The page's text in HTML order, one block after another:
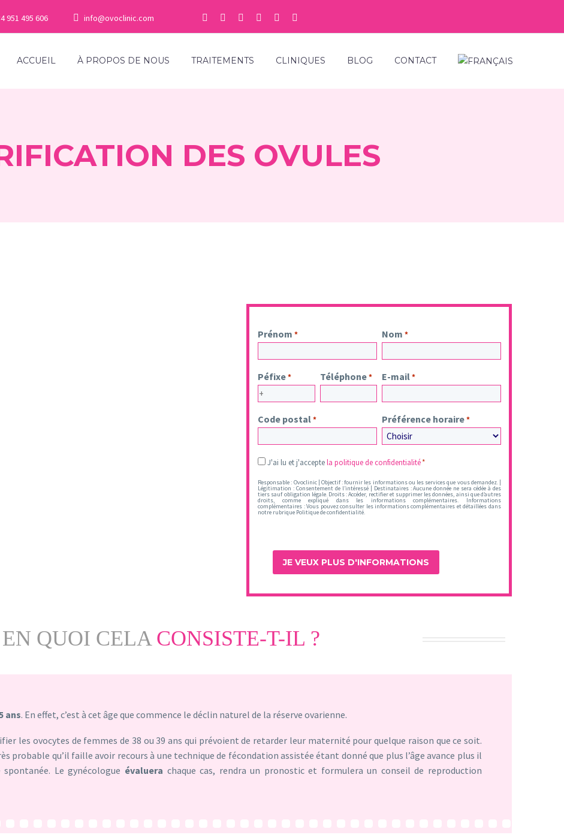
951 495 606 info@ovoclinic.com
ACCUEIL À PROPOS DE NOUS TRAITEMENTS CLINIQUES BLOG CONTACT
DES OVULES
Prénom * Nom *
Péfixe * Téléphone* E-mail*
Code postal * Préférence horaire*
Legal
J'ai lu et j'acceptela politique de confidentialité*
Responsable : Ovoclinic | Objectif : fournir les informations ou les services que vous demandez. |
Légitimation : Consentement de l’intéressé | Destinataires : Aucune donnée ne sera cédée à des
tiers sauf obligation légale. Droits : Accéder, rectifier et supprimer les données, ainsi que d’autres
droits, comme expliqué dans les informations complémentaires. Informations
complémentaires : Vous pouvez consulter les informations complémentaires et détaillées dans
notre rubrique Politique de confidentialité.
EN QUOI CELA CONSISTE-T-IL ?
ans. En effet, c’est à cet âge que commence le déclin naturel de la réserve ovarienne.
les ovocytes de femmes de 38 ou 39 ans qui prévoient de retarder leur maternité pour quelque raison que ce soit.
probable qu’il faille avoir recours à une technique de fécondation assistée étant donné que plus l’âge avance plus il
Le gynécologue évaluera chaque cas, rendra un pronostic et formulera un conseil de reproduction